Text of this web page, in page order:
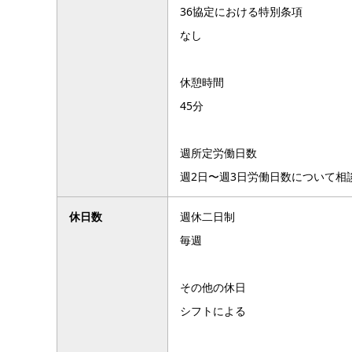
36協定における特別条項
なし
休憩時間
45分
週所定労働日数
週2日〜週3日労働日数について相
休日数
週休二日制
毎週
その他の休日
シフトによる